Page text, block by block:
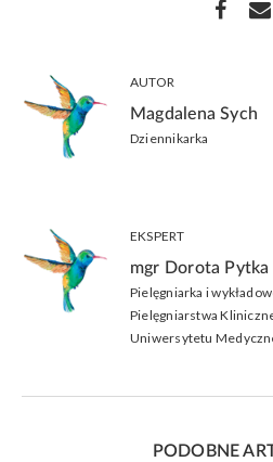
AUTOR
Magdalena Sych
Dziennikarka
EKSPERT
mgr Dorota Pytka
Pielęgniarka i
Pielęgniarstwa
Uniwersytetu
PODOBNE